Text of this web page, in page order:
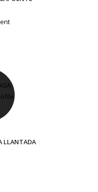
LLANTADA